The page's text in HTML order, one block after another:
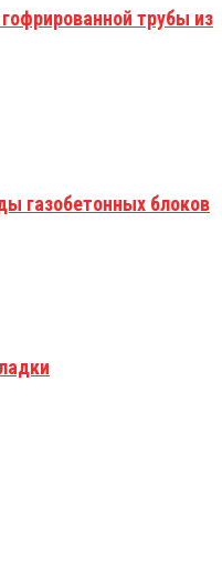
трубы из
газобетонных блоков